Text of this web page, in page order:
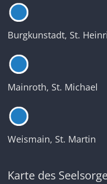
Burgkunstadt, St.
Mainroth, St. Michael
Weismain, St. Martin
Karte des